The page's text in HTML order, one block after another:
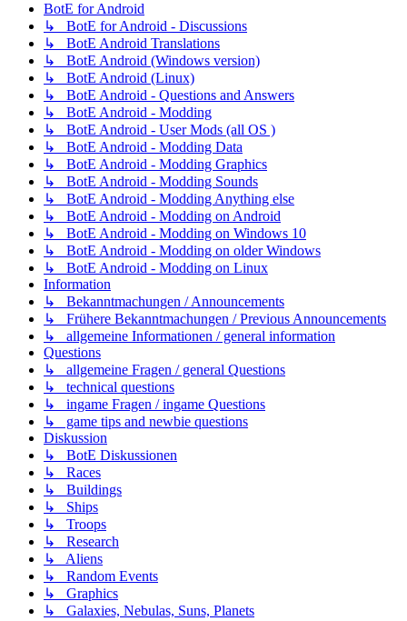
BotE for Android
↳ BotE for Android - Discussions
↳ BotE Android Translations
↳ BotE Android (Windows version)
↳ BotE Android (Linux)
↳ BotE Android - Questions and Answers
↳ BotE Android - Modding
↳ BotE Android - User Mods (all OS )
↳ BotE Android - Modding Data
↳ BotE Android - Modding Graphics
↳ BotE Android - Modding Sounds
↳ BotE Android - Modding Anything else
↳ BotE Android - Modding on Android
↳ BotE Android - Modding on Windows 10
↳ BotE Android - Modding on older Windows
↳ BotE Android - Modding on Linux
Information
↳ Bekanntmachungen / Announcements
↳ Frühere Bekanntmachungen / Previous Announcements
↳ allgemeine Informationen / general information
Questions
↳ allgemeine Fragen / general Questions
↳ technical questions
↳ ingame Fragen / ingame Questions
↳ game tips and newbie questions
Diskussion
↳ BotE Diskussionen
↳ Races
↳ Buildings
↳ Ships
↳ Troops
↳ Research
↳ Aliens
↳ Random Events
↳ Graphics
↳ Galaxies, Nebulas, Suns, Planets